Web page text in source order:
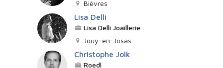
Bièvres
Lisa Delli
Lisa Delli Joaillerie
Jouy-en-Josas
Christophe Jolk
Roedl